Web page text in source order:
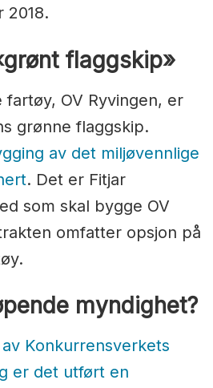
2018.
flaggskip»
OV Ryvingen, er
grønne flaggskip.
av det miljøvennlige
. Det er Fitjar
som skal bygge OV
omfatter opsjon på
myndighet?
Konkurrensverkets
er det utført en